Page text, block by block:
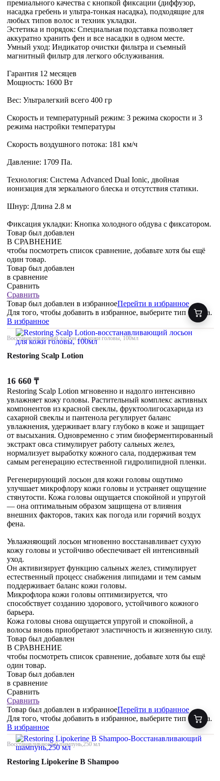
премиального качества с кнопкой фиксации (диффузор,
насадка гребень и ультра-тонкая насадка), подходящие для
любых типов волос и техник укладки.
Эстетика и порядок: Специальная подставка позволяет
аккуратно хранить фен и все насадки в одном месте.
Умный уход: Индикатор очистки фильтра и съемный
магнитный фильтр для легкого обслуживания.
Гарантия 12 месяцев
Мощность: 1600 Вт
Вес: Ультралегкий всего 400 гр
Скорость и температурный режим: 3 режима скорости и 3
режима настройки температуры
Скорость воздушного потока: 181 км/ч
Давление: 1709 Па.
Технология: Система Advanced Dual Ionic, двойная
ионизация для зеркального блеска и отсутствия статики.
Шнур: Длина 2.8 м
Фиксация укладки: Кнопка холодного обдува с фиксатором.
Товар был добавлен
В СРАВНЕНИЕ
чтобы посмотреть список сравнение, добавьте хотя бы ещё
один товар.
Товар был добавлен
в сравнение
Сравнить
Сравнить
Товар был добавлен в избранноеПерейти в избранное
Для того, чтобы добавить в избранное, выберите тип товара.
В избранное
Восстанавливающий лосьон для кожи головы, 100мл
Restoring Scalp Lotion
16 660 ₸
Restoring Scalp Lotion мгновенно и надолго интенсивно
увлажняет кожу головы. Растительный комплекс активных
компонентов из красной свеклы, фруктоолигосахарида из
сахарной свеклы и пантенола регулирует баланс
увлажнения, удерживает влагу глубоко в коже и защищает
от высыхания. Одновременно с этим биоферментированный
экстракт овса стимулирует работу сальных желез,
нормализует выработку кожного сала, поддерживая тем
самым регенерацию естественной гидролипидной пленки.
Регенерирующий лосьон для кожи головы ощутимо
улучшает микрофлору кожи головы и устраняет ощущение
стянутости. Кожа головы ощущается спокойной и упругой
— она оптимальным образом защищена от влияния
внешних факторов, таких как погода или горячий воздух
фена.
Увлажняющий лосьон мгновенно восстанавливает сухую
кожу головы и устойчиво обеспечивает ей интенсивный
уход.
Он активизирует функцию сальных желез, стимулирует
естественный процесс снабжения липидами и тем самым
поддерживает баланс кожи головы.
Микрофлора кожи головы оптимизируется, что
способствует созданию здорового, устойчивого кожного
барьера.
Кожа головы снова ощущается упругой и спокойной, а
волосы вновь приобретают эластичность и жизненную силу.
Товар был добавлен
В СРАВНЕНИЕ
чтобы посмотреть список сравнение, добавьте хотя бы ещё
один товар.
Товар был добавлен
в сравнение
Сравнить
Сравнить
Товар был добавлен в избранноеПерейти в избранное
Для того, чтобы добавить в избранное, выберите тип товара.
В избранное
Восстанавливающий шампунь,250 мл
Restoring Lipokerine B Shampoo